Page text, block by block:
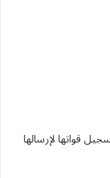
قواتها لإرسالها